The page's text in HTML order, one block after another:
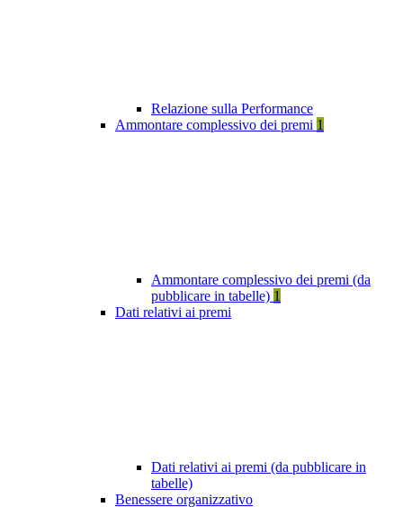
Relazione sulla Performance
Ammontare complessivo dei premi 1
Ammontare complessivo dei premi (da
pubblicare in tabelle) 1
Dati relativi ai premi
Dati relativi ai premi (da pubblicare in
tabelle)
Benessere organizzativo